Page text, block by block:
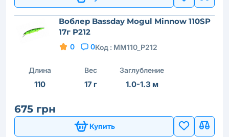
Воблер Bassday Mogul Minnow 110SP
17г P212
0 0Код : MM110_P212
Длина
110
Вес
17 г
Заглубление
1.0-1.3 м
675 грн
Купить